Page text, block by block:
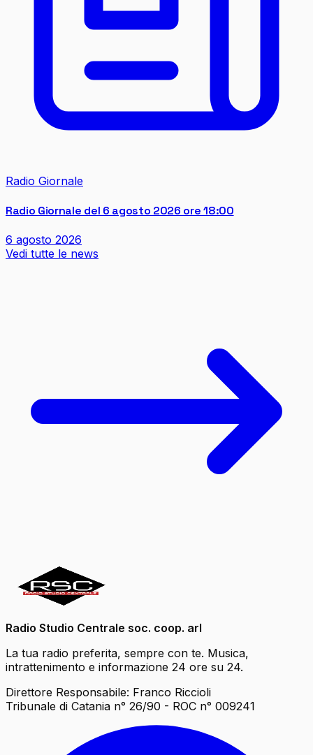
Radio Giornale
Radio Giornale del 6 agosto 2026 ore 18:00
6 agosto 2026
Vedi tutte le news
Radio Studio Centrale soc. coop. arl
La tua radio preferita, sempre con te. Musica,
intrattenimento e informazione 24 ore su 24.
Direttore Responsabile: Franco Riccioli
Tribunale di Catania n° 26/90 - ROC n° 009241